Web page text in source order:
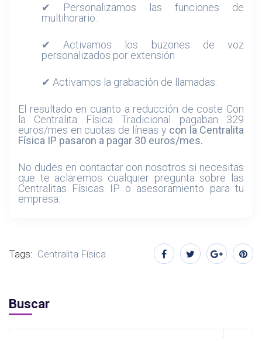
✔ Personalizamos las funciones de
multihorario.
✔ Activamos los buzones de voz
personalizados por extensión
✔ Activamos la grabación de llamadas.
El resultado en cuanto a reducción de coste Con
la Centralita Física Tradicional pagaban 329
euros/mes en cuotas de líneas y con la Centralita
Física IP pasaron a pagar 30 euros/mes.
No dudes en contactar con nosotros si necesitas
que te aclaremos cualquier pregunta sobre las
Centralitas Físicas IP o asesoramiento para tu
empresa.
Tags: Centralita Física
Buscar